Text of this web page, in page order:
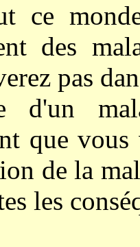
ce
des
pas
d'un
que
de la
les